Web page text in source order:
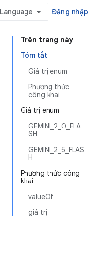
Đăng nhập
Trên trang này
Tóm tắt
Giá trị enum
Phương thức
công khai
Giá trị enum
GEMINI_2_0_FLA
SH
GEMINI_2_5_FLAS
H
Phương thức công
khai
valueOf
giá trị